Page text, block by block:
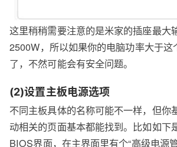
这里稍稍需要注意的是米家的插座最大
2500W，所以如果你的电脑功率大于这
了，不然可能会有安全问题。
(2)设置主板电源选项
不同主板具体的名称可能不一样，但你
动相关的页面基本都能找到。比如如下
BIOS界面，在主界面里有个“高级电源